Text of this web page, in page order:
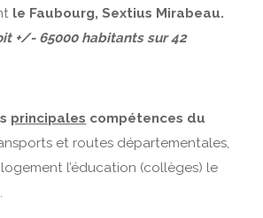
le Faubourg, Sextius Mirabeau.
+/- 65000 habitants sur 42
principales compétences du
et routes départementales,
l’éducation (collèges) le